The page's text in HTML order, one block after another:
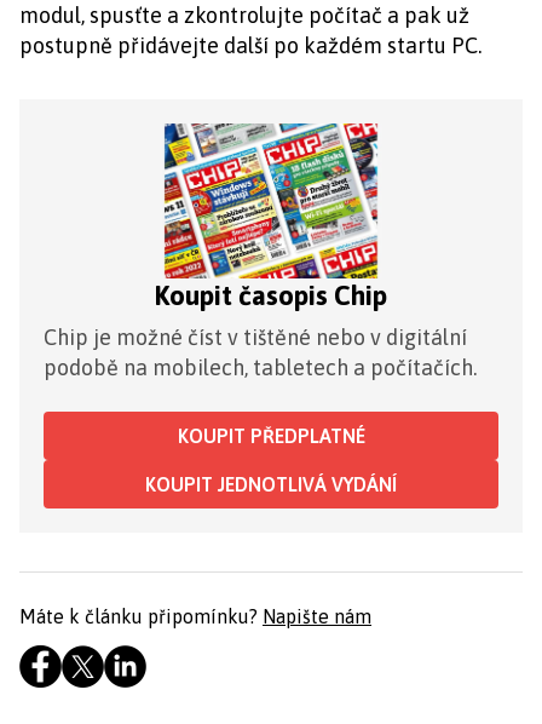
modul, spusťte a zkontrolujte počítač a pak už
postupně přidávejte další po každém startu PC.
Koupit časopis Chip
Chip je možné číst v tištěné nebo v digitální
podobě na mobilech, tabletech a počítačích.
KOUPIT PŘEDPLATNÉ
KOUPIT JEDNOTLIVÁ VYDÁNÍ
Máte k článku připomínku? Napište nám